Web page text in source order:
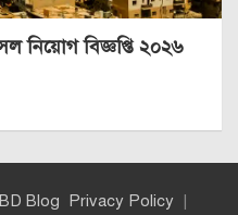
নিয়োগ বিজ্ঞপ্তি ২০২৬
Blog Privacy Policy